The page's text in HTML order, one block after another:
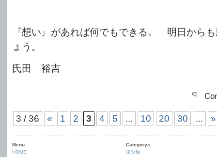
『想い』があれば何でもできる。 明日から
ょう。
氏田 裕吉
3 / 36 « 1 2 3 4 5 ... 10 20 30 ... »
Menu
HOME
Categorys
未分類